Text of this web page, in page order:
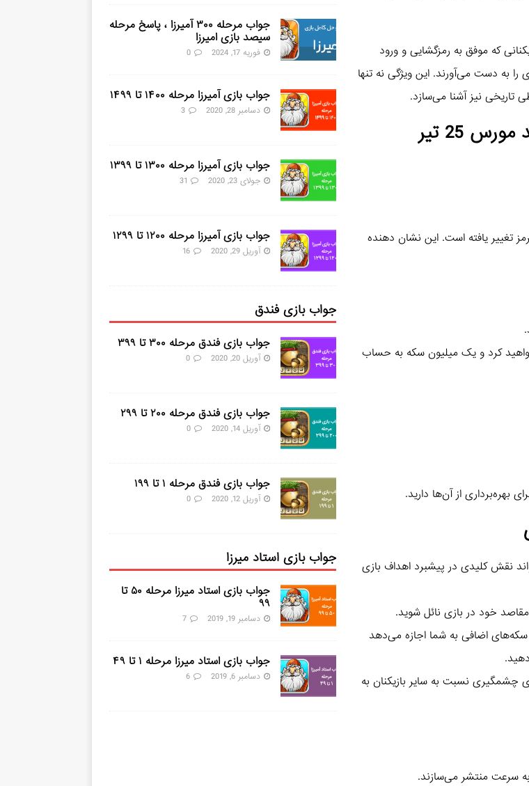
که موفق به رمزگشایی و ورود
به دست می‌آورند. این ویژگی نه تنها
تاریخی نیز آشنا می‌سازد.
25 تیر
تغییر یافته است. این نشان دهنده
کرد و یک میلیون سکه به حساب
نقش کلیدی در پیشبرد اهداف بازی
سکه‌های اضافی به شما اجازه می‌دهد
چشمگیری نسبت به سایر بازیکنان به
جواب مرحله ۳۰۰ آمیرزا ، پاسخ مرحله
سیصد بازی امیرزا
فوریه 17, 2024 0
جواب بازی آمیرزا مرحله ۱۴۰۰ تا ۱۴۹۹
دسامبر 28, 2020 3
جواب بازی آمیرزا مرحله ۱۳۰۰ تا ۱۳۹۹
جولای 23, 2020 31
جواب بازی آمیرزا مرحله ۱۲۰۰ تا ۱۲۹۹
آوریل 29, 2020 16
جواب بازی فندق
جواب بازی فندق مرحله ۳۰۰ تا ۳۹۹
آوریل 20, 2020 0
جواب بازی فندق مرحله ۲۰۰ تا ۲۹۹
آوریل 14, 2020 0
جواب بازی فندق مرحله ۱ تا ۱۹۹
آوریل 12, 2020 0
جواب بازی استاد میرزا
جواب بازی استاد میرزا مرحله ۵۰ تا
۹۹
دسامبر 19, 2019 7
جواب بازی استاد میرزا مرحله ۱ تا ۴۹
دسامبر 6, 2019 6